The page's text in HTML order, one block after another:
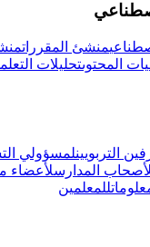
منشئ المقررات
المحتوىتحليلات التعلم
التربويينلمسؤولي
المدارسلأعضاء
للمعلمين